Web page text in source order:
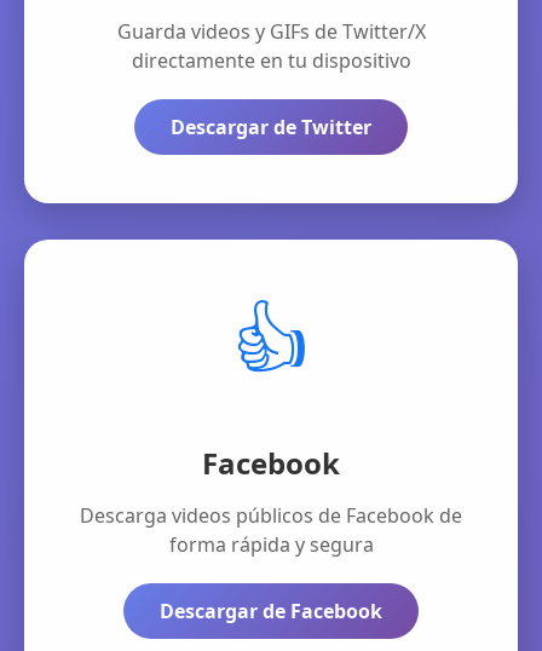
Guarda videos y GIFs de Twitter/X
directamente en tu dispositivo
Descargar de Twitter
👍
Facebook
Descarga videos públicos de Facebook de
forma rápida y segura
Descargar de Facebook